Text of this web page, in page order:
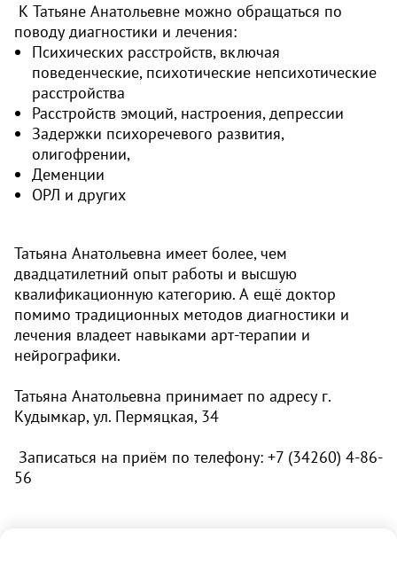
К Татьяне Анатольевне можно обращаться по
поводу диагностики и лечения:
Психических расстройств, включая
поведенческие, психотические непсихотические
расстройства
Расстройств эмоций, настроения, депрессии
Задержки психоречевого развития,
олигофрении,
Деменции
ОРЛ и других
Татьяна Анатольевна имеет более, чем
двадцатилетний опыт работы и высшую
квалификационную категорию. А ещё доктор
помимо традиционных методов диагностики и
лечения владеет навыками арт-терапии и
нейрографики.
Татьяна Анатольевна принимает по адресу г.
Кудымкар, ул. Пермяцкая, 34
Записаться на приём по телефону: +7 (34260) 4-86-
56